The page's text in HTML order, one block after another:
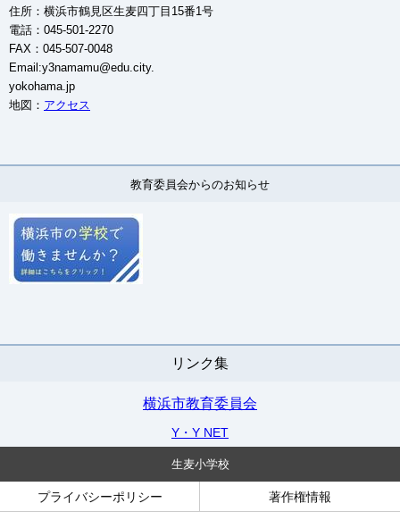
住所：横浜市鶴見区生麦四丁目15番1号
電話：045-501-2270
FAX：045-507-0048
Email:y3namamu@edu.city.
yokohama.jp
地図： アクセス
教育委員会からのお知らせ
リンク集
横浜市教育委員会
Y・Y NET
生麦小学校
プライバシーポリシー 著作権情報